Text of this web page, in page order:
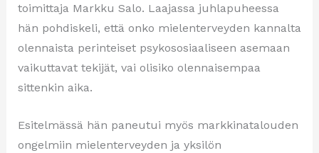
toimittaja Markku Salo. Laajassa juhlapuheessa
hän pohdiskeli, että onko mielenterveyden kannalta
olennaista perinteiset psykososiaaliseen asemaan
vaikuttavat tekijät, vai olisiko olennaisempaa
sittenkin aika.
Esitelmässä hän paneutui myös markkinatalouden
ongelmiin mielenterveyden ja yksilön